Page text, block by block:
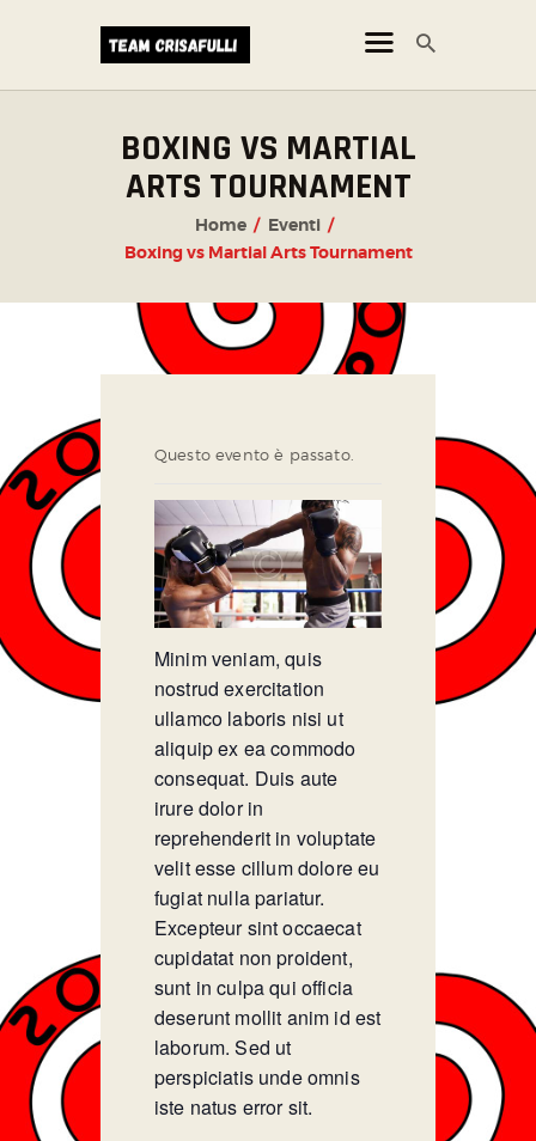
BOXING VS MARTIAL
ARTS TOURNAMENT
Home
Eventi
Boxing vs Martial Arts Tournament
CORSI
NEWS
ORARI
Questo evento è passato.
Minim veniam, quis
nostrud exercitation
ullamco laboris nisi ut
aliquip ex ea commodo
consequat. Duis aute
irure dolor in
reprehenderit in voluptate
velit esse cillum dolore eu
fugiat nulla pariatur.
Excepteur sint occaecat
cupidatat non proident,
sunt in culpa qui officia
deserunt mollit anim id est
laborum. Sed ut
perspiciatis unde omnis
iste natus error sit.